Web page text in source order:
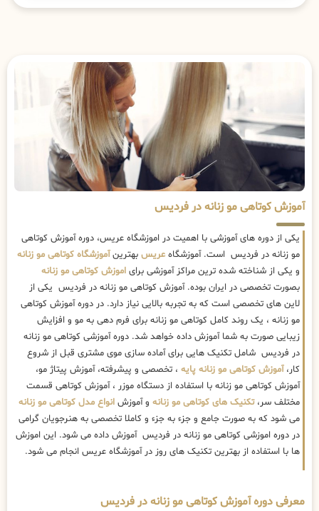
آموزش کوتاهی مو زنانه در فردیس
یکی از دوره های آموزشی با اهمیت در اموزشگاه عریس، دوره آموزش کوتاهی
مو زنانه در فردیس است. آموزشگاه عریس بهترینآموزشگاه کوتاهی مو زنانه
و یکی از شناخته شده ترین مراکز آموزشی برای اموزش کوتاهی مو زنانه
بصورت تخصصی در ایران بوده. آموزش کوتاهی مو زنانه در فردیس یکی از
لاین های تخصصی است که به تجربه بالایی نیاز دارد. در دوره آموزش کوتاهی
مو زنانه ، یک روند کامل کوتاهی مو زنانه برای فرم دهی به مو و افزایش
زیبایی صورت به شما آموزش داده خواهد شد. دوره آموزشی کوتاهی مو زنانه
در فردیس شامل تکنیک هایی برای آماده سازی موی مشتری قبل از شروع
کار،آموزش کوتاهی مو زنانه پایه ، تخصصی و پیشرفته، آموزش پیتاژ مو،
آموزش کوتاهی مو زنانه با استفاده از دستگاه موزر ، آموزش کوتاهی قسمت
مختلف سر،تکنیک های کوتاهی مو زنانه و آموزش انواع مدل کوتاهی مو زنانه
می شود که به صورت جامع و جزء به جزء و کاملا تخصصی به هنرجویان گرامی
در دوره اموزشی کوتاهی مو زنانه در فردیس آموزش داده می شود. این اموزش
ها با استفاده از بهترین تکنیک های روز در آموزشگاه عریس انجام می شود.
معرفی دوره آموزش کوتاهی مو زنانه در فردیس